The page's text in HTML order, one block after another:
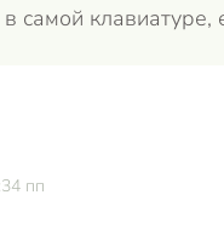
в самой
пп